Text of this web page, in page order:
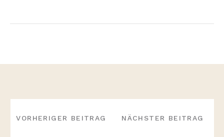
NAVIGATION
VORHERIGER BEITRAG NÄCHSTER BEITRAG